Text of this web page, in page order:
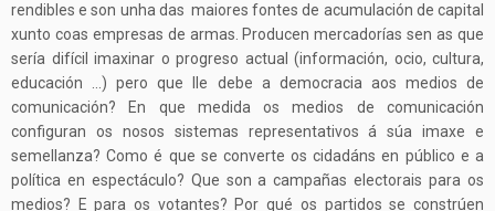
rendibles e son unha das maiores fontes de acumulación de capital
xunto coas empresas de armas. Producen mercadorías sen as que
sería difícil imaxinar o progreso actual (información, ocio, cultura,
educación …) pero que lle debe a democracia aos medios de
comunicación? En que medida os medios de comunicación
configuran os nosos sistemas representativos á súa imaxe e
semellanza? Como é que se converte os cidadáns en público e a
política en espectáculo? Que son a campañas electorais para os
medios? E para os votantes? Por qué os partidos se constrúen